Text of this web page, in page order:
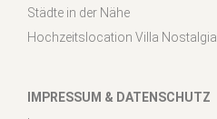
Städte in der Nähe
Hochzeitslocation Villa Nostalgia
IMPRESSUM & DATENSCHUTZ